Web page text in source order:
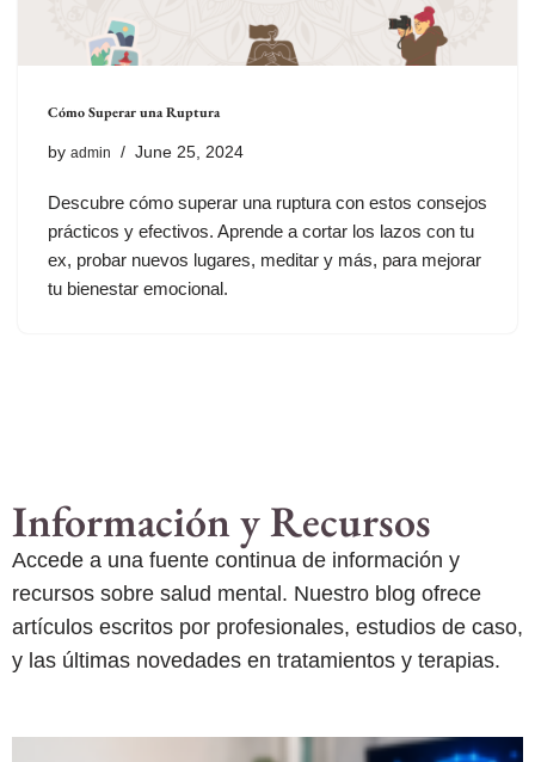
Cómo Superar una Ruptura
by admin June 25, 2024
Descubre cómo superar una ruptura con estos consejos
prácticos y efectivos. Aprende a cortar los lazos con tu
ex, probar nuevos lugares, meditar y más, para mejorar
tu bienestar emocional.
Información y Recursos
Accede a una fuente continua de información y
recursos sobre salud mental. Nuestro blog ofrece
artículos escritos por profesionales, estudios de caso,
y las últimas novedades en tratamientos y terapias.